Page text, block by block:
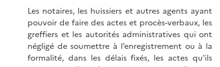
Les notaires, les huissiers et autres agents ayant
pouvoir de faire des actes et procès-verbaux, les
greffiers et les autorités administratives qui ont
négligé de soumettre à l’enregistrement ou à la
formalité, dans les délais fixés, les actes qu'ils